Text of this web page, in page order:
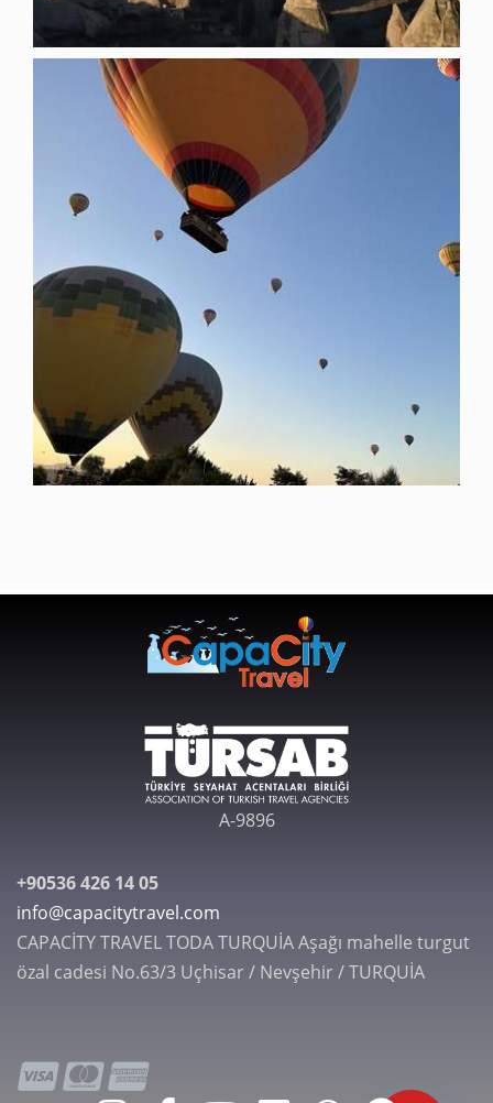
A-9896
+90536 426 14 05
info@capacitytravel.com
CAPACİTY TRAVEL TODA TURQUİA Aşağı mahelle turgut
özal cadesi No.63/3 Uçhisar / Nevşehir / TURQUİA